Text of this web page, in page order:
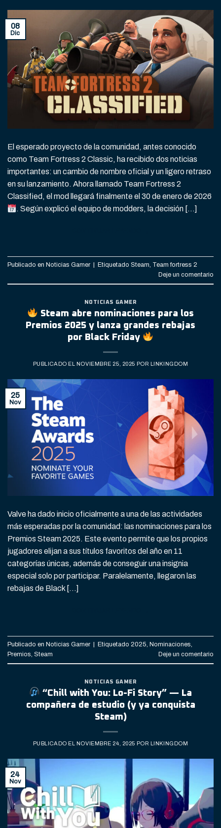
08
Dic
El esperado proyecto de la comunidad, antes conocido
como Team Fortress 2 Classic, ha recibido dos noticias
importantes: un cambio de nombre oficial y un ligero retraso
en su lanzamiento. Ahora llamado Team Fortress 2
Classified, el mod llegará finalmente el 30 de enero de 2026
. Según explicó el equipo de modders, la decisión […]
Publicado en Noticias Gamer Etiquetado Steam, Team fortress 2
Deje un comentario
NOTICIAS GAMER
Steam abre nominaciones para los
Premios 2025 y lanza grandes rebajas
por Black Friday
PUBLICADO EL NOVIEMBRE 25, 2025 POR LINKINGDOM
25
Nov
Valve ha dado inicio oficialmente a una de las actividades
más esperadas por la comunidad: las nominaciones para los
Premios Steam 2025. Este evento permite que los propios
jugadores elijan a sus títulos favoritos del año en 11
categorías únicas, además de conseguir una insignia
especial solo por participar. Paralelamente, llegaron las
rebajas de Black […]
Publicado en Noticias Gamer Etiquetado 2025, Nominaciones,
Premios, Steam Deje un comentario
NOTICIAS GAMER
“Chill with You: Lo-Fi Story” — La
compañera de estudio (y ya conquista
Steam)
PUBLICADO EL NOVIEMBRE 24, 2025 POR LINKINGDOM
24
Nov